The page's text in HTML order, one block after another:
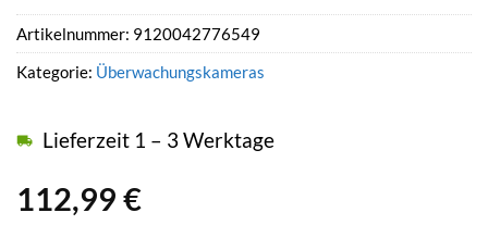
112,99 €
Lieferzeit 1 – 3 Werktage
Artikelnummer: 9120042776549
Kategorie: Überwachungskameras